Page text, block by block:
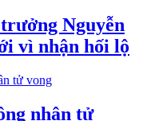
Nguyễn
vì nhận hối lộ
nhân tử